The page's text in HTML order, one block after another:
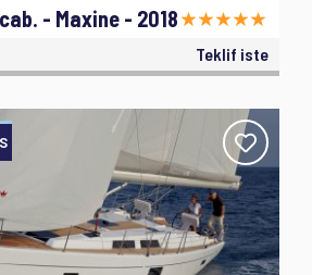
- Maxine - 2018
Teklif iste